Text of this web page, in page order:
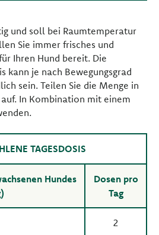
und soll bei Raumtemperatur
Sie immer frisches und
Ihren Hund bereit. Die
kann je nach Bewegungsgrad
sein. Teilen Sie die Menge in
In Kombination mit einem
TAGESDOSIS
Hundes
Dosen pro
Tag
2